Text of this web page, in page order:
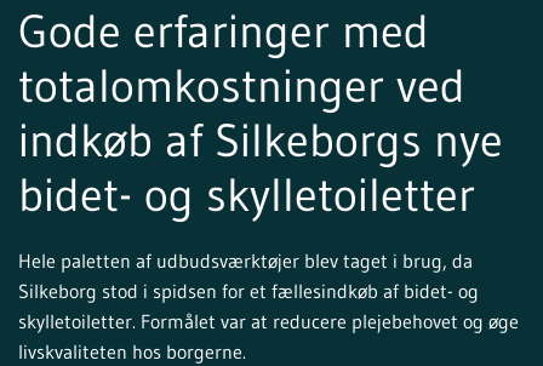
Gode erfaringer med
totalomkostninger ved
indkøb af Silkeborgs nye
bidet- og skylletoiletter
Hele paletten af udbudsværktøjer blev taget i brug, da
Silkeborg stod i spidsen for et fællesindkøb af bidet- og
skylletoiletter. Formålet var at reducere plejebehovet og øge
livskvaliteten hos borgerne.